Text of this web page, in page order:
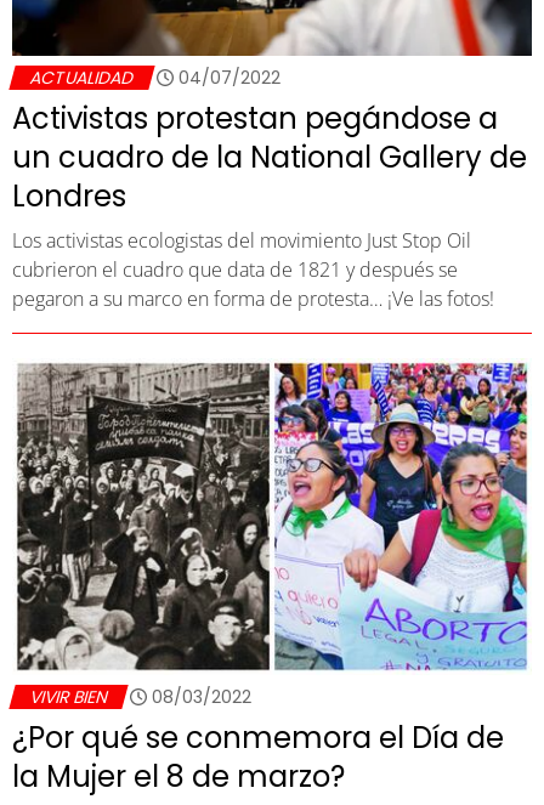
ACTUALIDAD 04/07/2022
Activistas protestan pegándose a
un cuadro de la National Gallery de
Londres
Los activistas ecologistas del movimiento Just Stop Oil
cubrieron el cuadro que data de 1821 y después se
pegaron a su marco en forma de protesta… ¡Ve las fotos!
VIVIR BIEN 08/03/2022
¿Por qué se conmemora el Día de
la Mujer el 8 de marzo?